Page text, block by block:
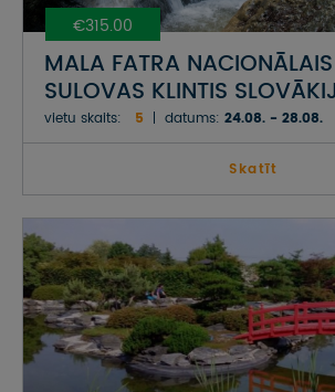
€315.00
MALA FATRA
SULOVAS KLINTIS
vietu skaits: 5 datums: 24.08. - 28.08.
Skatīt